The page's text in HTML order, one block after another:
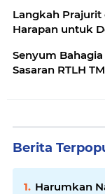
Langkah Prajurit
Harapan untuk
Senyum
Sasaran RTLH
Berita
Harumkan